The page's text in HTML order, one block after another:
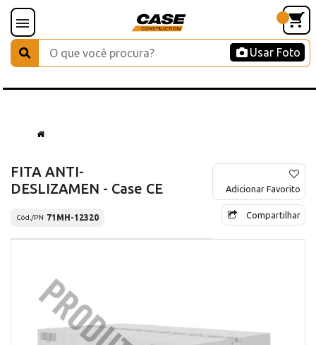
Usar Foto
FITA ANTI-
DESLIZAMEN - Case CE
Cód./PN 71MH-12320
Adicionar Favorito
Compartilhar